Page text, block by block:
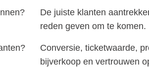
De juiste klanten
reden geven om te komen.
Conversie, ticketwaarde,
bijverkoop en vertrouwen